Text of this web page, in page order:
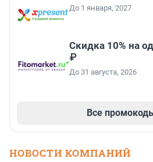
До 1 января, 2027
Скидка 10% на
₽
До 31 августа, 2026
Все
НОВОСТИ КОМПАНИЙ